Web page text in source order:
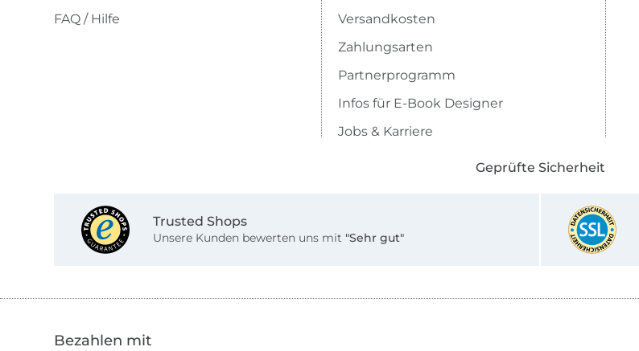
FAQ / Hilfe
Versandkosten
Zahlungsarten
Partnerprogramm
Infos für E-Book Designer
Jobs & Karriere
Geprüfte Sicherheit
Trusted Shops
Unsere Kunden bewerten uns mit "Sehr gut"
Bezahlen mit